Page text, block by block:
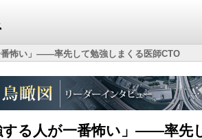
番怖い」――率先して勉強しまくる医師CTO
る人が一番怖い」――率先